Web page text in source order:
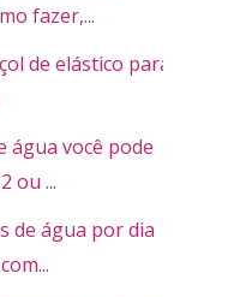
fazer,...
de elástico para
água você pode
ou ...
de água por dia